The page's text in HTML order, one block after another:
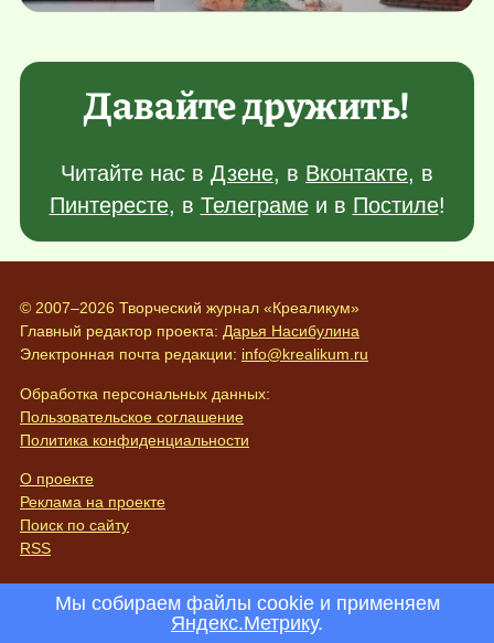
Давайте дружить!
Читайте нас в Дзене, в Вконтакте, в
Пинтересте, в Телеграмеи в Постиле!
© 2007–2026 Творческий журнал «Креаликум»
Главный редактор проекта: Дарья Насибулина
Электронная почта редакции: info@krealikum.ru
Обработка персональных данных:
Пользовательское соглашение
Политика конфиденциальности
О проекте
Реклама на проекте
Поиск по сайту
RSS
Мы собираем файлы cookie и применяем
Яндекс.Метрику.